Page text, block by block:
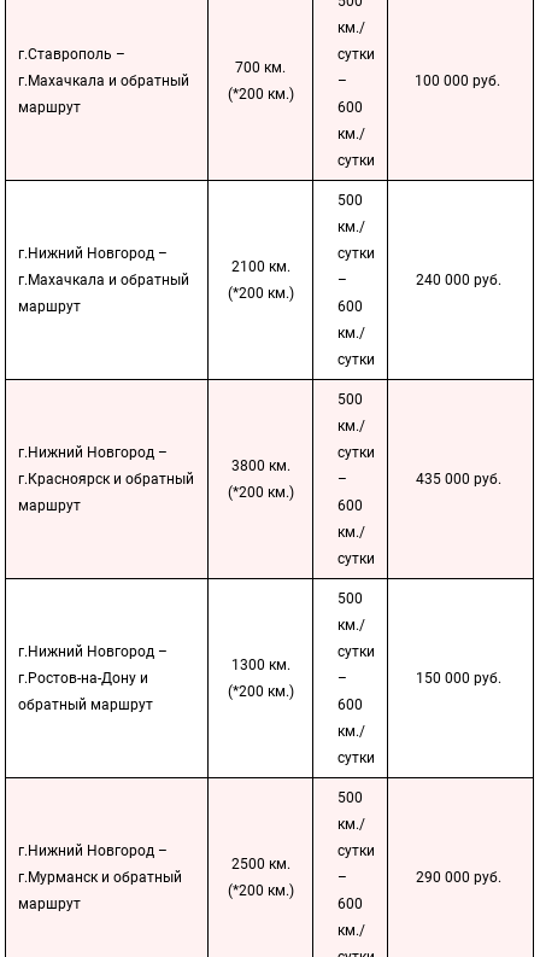
г.Ставрополь –
г.Махачкала и обратный
маршрут
700 км.
(*200 км.)
км./
сутки
–
600
км./
сутки
100 000 руб.
г.Нижний Новгород –
г.Махачкала и обратный
маршрут
2100 км.
(*200 км.)
500
км./
сутки
–
600
км./
сутки
240 000 руб.
г.Нижний Новгород –
г.Красноярск и обратный
маршрут
3800 км.
(*200 км.)
500
км./
сутки
–
600
км./
сутки
435 000 руб.
г.Нижний Новгород –
г.Ростов-на-Дону и
обратный маршрут
1300 км.
(*200 км.)
500
км./
сутки
–
600
км./
сутки
150 000 руб.
г.Нижний Новгород –
г.Мурманск и обратный
маршрут
2500 км.
(*200 км.)
500
км./
сутки
–
600
км./
290 000 руб.